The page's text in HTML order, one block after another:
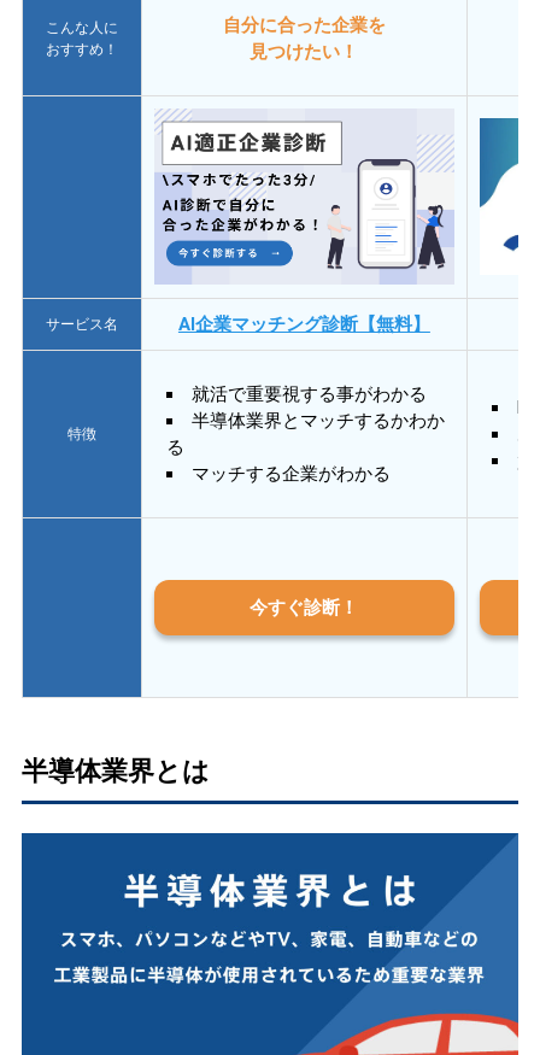
こんな人に
おすすめ！
自分に合った企業を
見つけたい！
サービス名 AI企業マッチング診断【無料】
特徴
就活で重要視する事がわかる
半導体業界とマッチするかわか
る
マッチする企業がわかる
質
今すぐ診断！
半導体業界とは